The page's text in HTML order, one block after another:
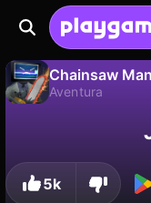
Chainsaw
Aventura
¡Guarda el
5k